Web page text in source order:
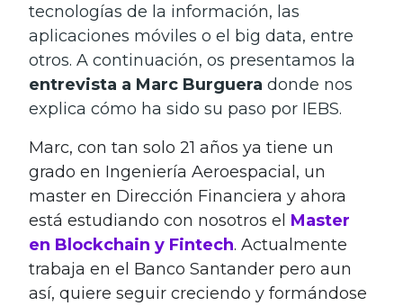
tecnologías de la información, las
aplicaciones móviles o el big data, entre
otros. A continuación, os presentamos la
entrevista a Marc Burguera donde nos
explica cómo ha sido su paso por IEBS.
Marc, con tan solo 21 años ya tiene un
grado en Ingeniería Aeroespacial, un
master en Dirección Financiera y ahora
está estudiando con nosotros el Master
en Blockchain y Fintech. Actualmente
trabaja en el Banco Santander pero aun
así, quiere seguir creciendo y formándose